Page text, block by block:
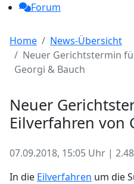
Forum
Home
News-Übersicht
Neuer Gerichtstermin
Georgi & Bauch
Neuer
Eilverfahren von
07.09.2018, 15:05 Uhr |
In die Eilverfahren um die